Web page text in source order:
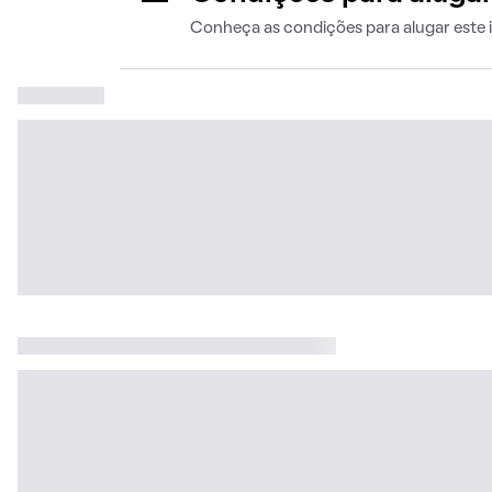
Conheça as condições para alugar este